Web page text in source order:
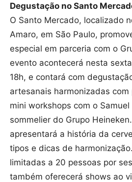
Degustação no Santo
O Santo Mercado, localizado
Amaro, em São Paulo,
especial em parceria com o
evento acontecerá nesta
18h, e contará com
artesanais harmonizadas
mini workshops com o
sommelier do Grupo
apresentará a história da
tipos e dicas de
limitadas a 20 pessoas por
também oferecerá shows ao